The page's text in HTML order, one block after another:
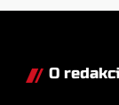
nepovažuje
O